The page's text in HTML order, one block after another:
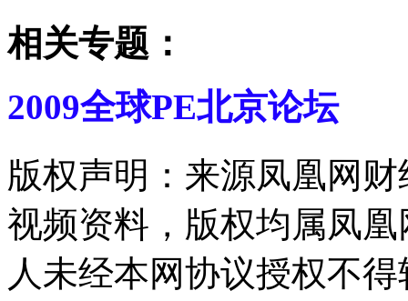
相关专题：
2009全球PE北京论坛
版权声明：来源凤凰网
视频资料，版权均属凤
人未经本网协议授权不